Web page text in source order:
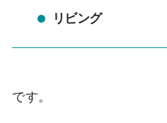
リビング
です。